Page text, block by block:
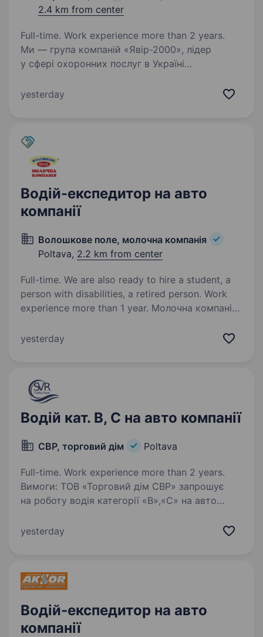
2.4 km from center
Full-time. Work experience more than 2 years.
Ми — група компаній «Явір-2000», лідер
у сфері охоронних послуг в Україні
надійність, відповідальність і професіоналізм.
yesterday
Водій-експедитор на авто
компанії
Волошкове поле, молочна компанія
Poltava, 2.2 km from center
Full-time. We are also ready to hire a student, a
person with disabilities, a retired person. Work
experience more than 1 year. Молочна компанія
виробників молочної продукції в Україні,
водійське посвідчення категорії «В» (бажано…
yesterday
Водій кат. В, С на авто компанії
СВР, торговий дім Poltava
Full-time. Work experience more than 2 years.
Вимоги: ТОВ «Торговий дім СВР» запрошує
на роботу водія категорії «В»,«С» на авто
підприємством зі збуту систем інженерної
yesterday
Водій-експедитор на авто
компанії